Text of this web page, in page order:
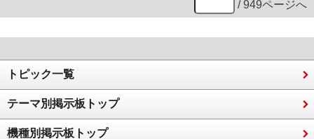
/ 949ページへ
トピック一覧
テーマ別掲示板トップ
機種別掲示板トップ